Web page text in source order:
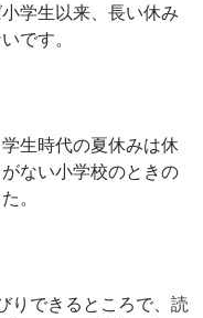
学生以来、長い休み
です。
生時代の夏休みは休
ない小学校のときの
。
りできるところで、読